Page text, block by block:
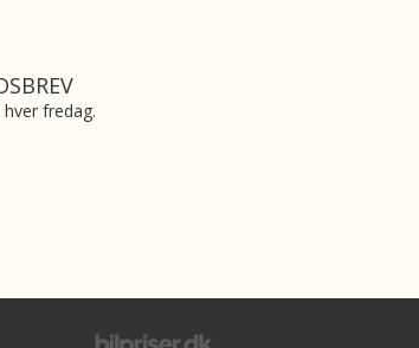
fredag.